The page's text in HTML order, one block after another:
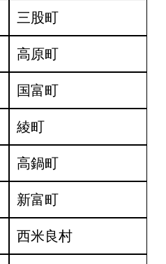
三股町
高原町
国富町
綾町
高鍋町
新富町
西米良村